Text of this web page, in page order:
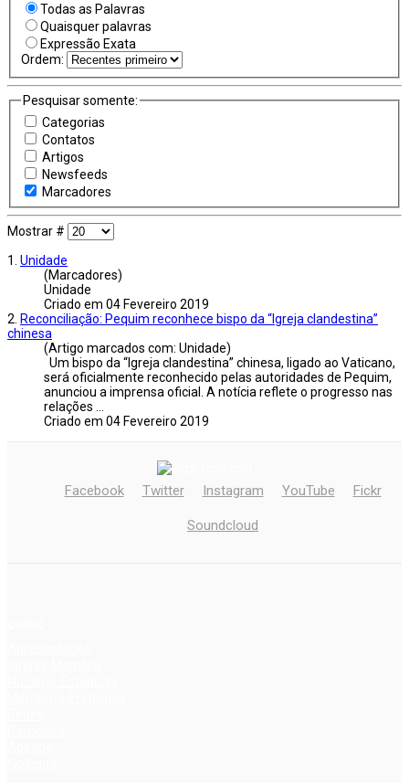
Todas as Palavras
Quaisquer palavras
Expressão Exata
Ordem:
Pesquisar somente:
Categorias
Contatos
Artigos
Newsfeeds
Marcadores
Mostrar #
1. Unidade
(Marcadores)
Unidade
Criado em 04 Fevereiro 2019
2. Reconciliação: Pequim reconhece bispo da “Igreja clandestina”
chinesa
(Artigo marcados com: Unidade)
Um bispo da “Igreja clandestina” chinesa, ligado ao Vaticano,
será oficialmente reconhecido pelas autoridades de Pequim,
anunciou a imprensa oficial. A notícia reflete o progresso nas
relações ...
Criado em 04 Fevereiro 2019
Facebook Twitter Instagram YouTube Fickr
Soundcloud